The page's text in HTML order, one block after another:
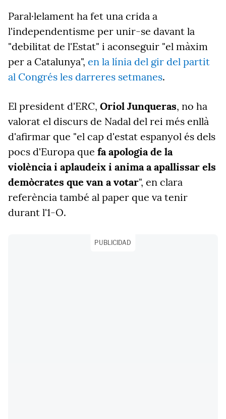
Paral·lelament ha fet una crida a
l'independentisme per unir-se davant la
"debilitat de l'Estat" i aconseguir "el màxim
per a Catalunya", en la línia del gir del partit
al Congrés les darreres setmanes.
El president d'ERC, Oriol Junqueras, no ha
valorat el discurs de Nadal del rei més enllà
d'afirmar que "el cap d'estat espanyol és dels
pocs d'Europa que fa apologia de la
violència i aplaudeix i anima a apallissar els
demòcrates que van a votar", en clara
referència també al paper que va tenir
durant l'1-O.
PUBLICIDAD